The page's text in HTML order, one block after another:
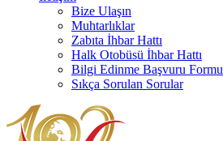
Bize Ulaşın
Muhtarlıklar
Zabıta İhbar Hattı
Halk Otobüsü İhbar Hattı
Bilgi Edinme Başvuru Formu
Sıkça Sorulan Sorular